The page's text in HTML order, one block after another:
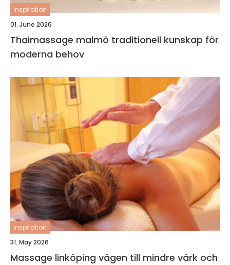
inspiration
01. June 2026
Thaimassage malmö traditionell kunskap för
moderna behov
inspiration
31. May 2026
Massage linköping vägen till mindre värk och